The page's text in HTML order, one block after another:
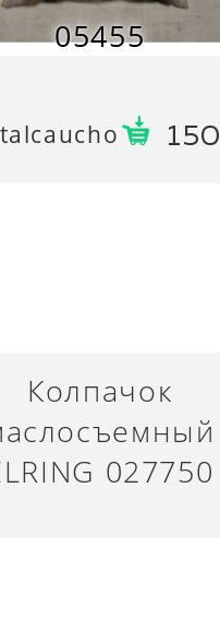
05455
150
Колпачок
027750